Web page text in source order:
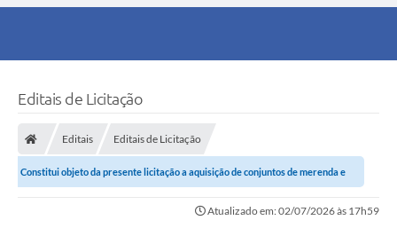
Editais de Licitação
Editais Editais de Licitação
Constitui objeto da presente licitação a aquisição de conjuntos de merenda e
Atualizado em: 02/07/2026 às 17h59